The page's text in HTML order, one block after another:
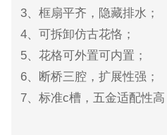
3、框扇平齐，隐藏排水；
4、可拆卸仿古花恪；
5、花格可外置可内置；
6、断桥三腔，扩展性强；
7、标准c槽，五金适配性高